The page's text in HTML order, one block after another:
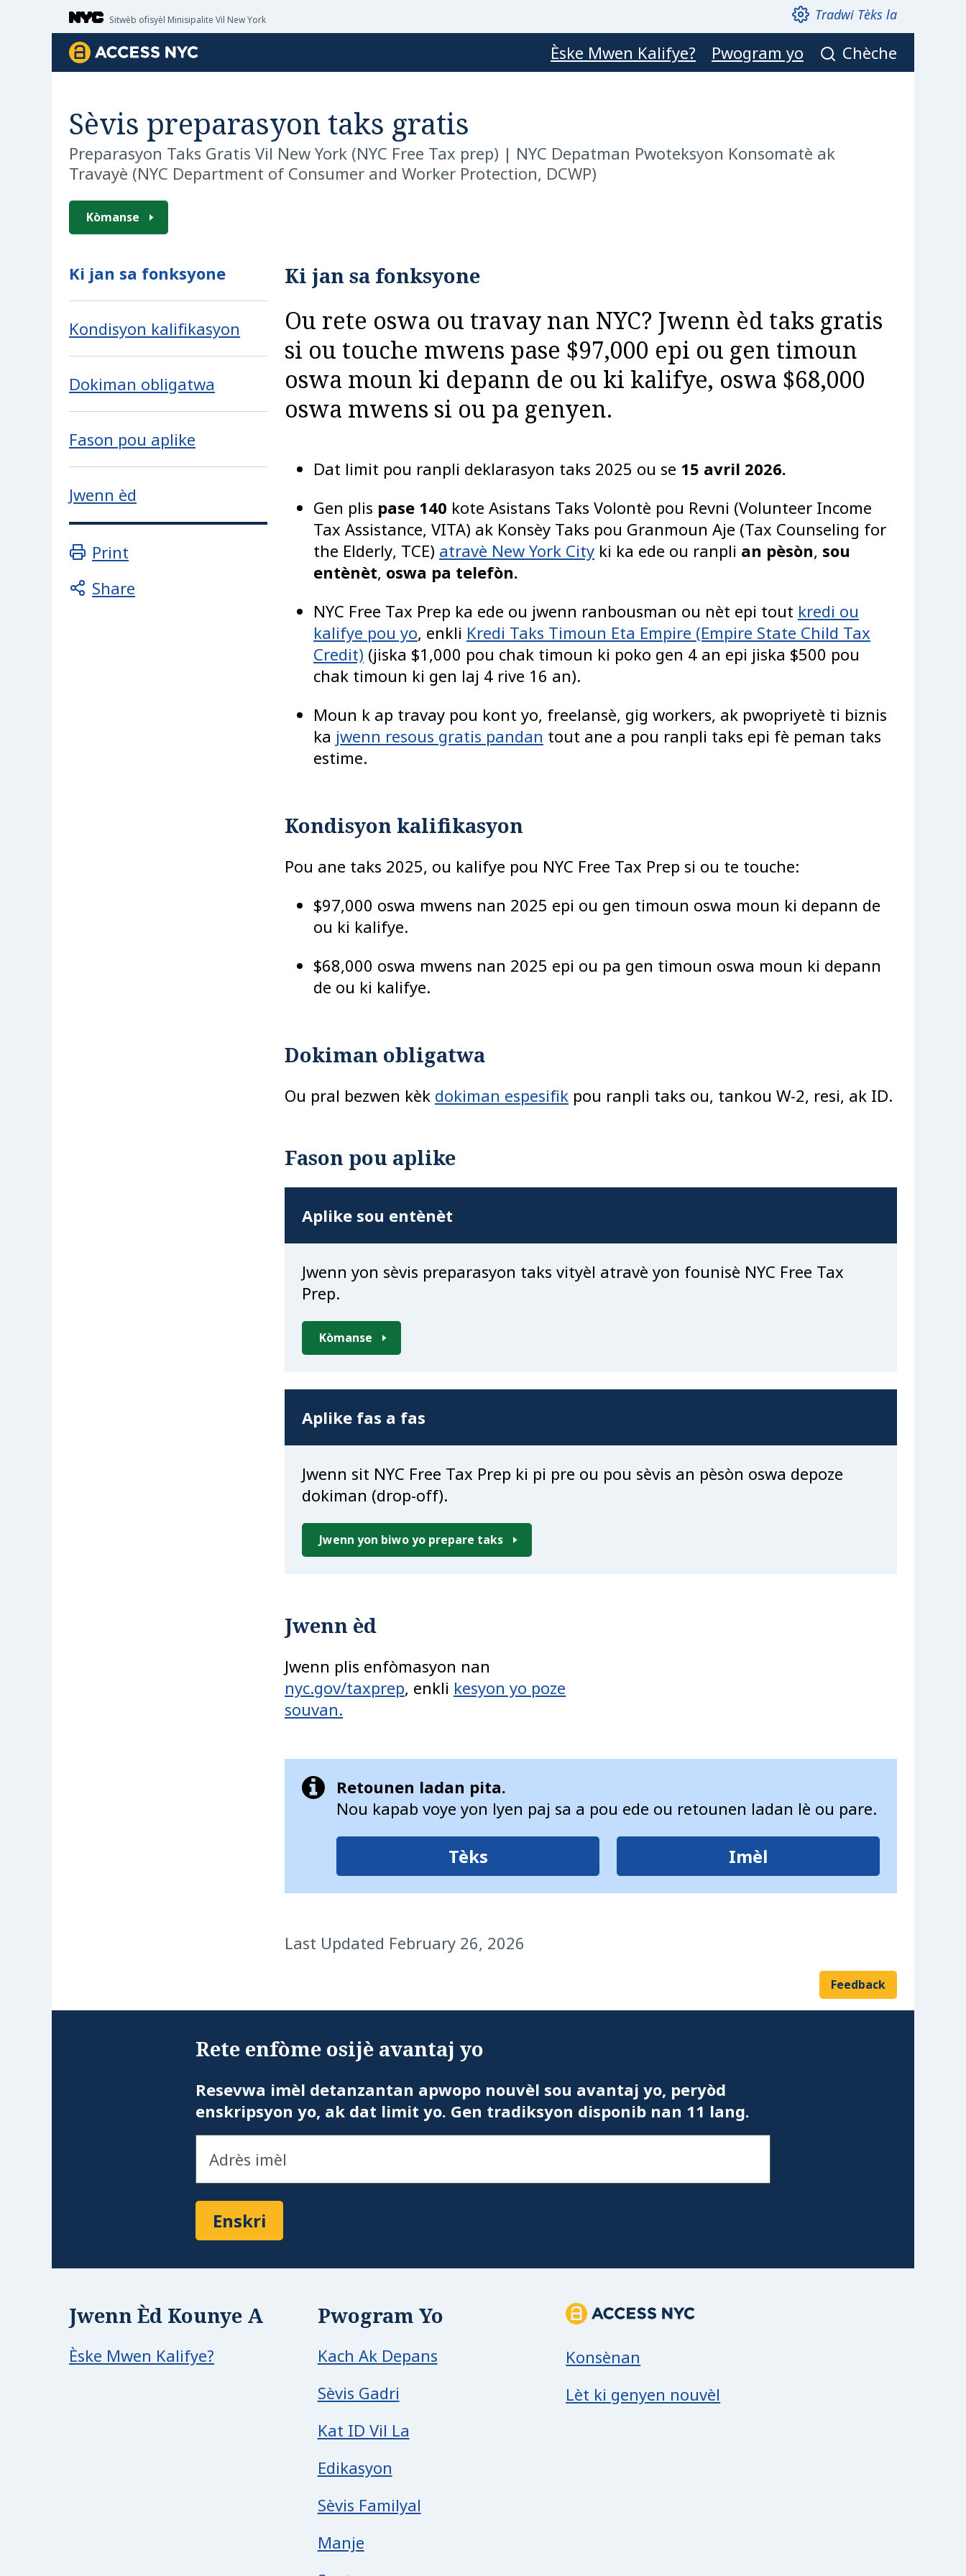
Sote kontni prensipal la
Sitwèb ofisyèl Minisipalite Vil New York Tradwi Tèks la
ACCESS NYC
Èske Mwen Kalifye? Pwogram yo Chèche
Sèvis preparasyon taks gratis
Preparasyon Taks Gratis Vil New York (NYC Free Tax prep) | NYC Depatman Pwoteksyon Konsomatè ak
Travayè (NYC Department of Consumer and Worker Protection, DCWP)
Kòmanse
Ki jan sa fonksyone
Kondisyon kalifikasyon
Dokiman obligatwa
Fason pou aplike
Jwenn èd
Print
Share
Ki jan sa fonksyone
Ou rete oswa ou travay nan NYC? Jwenn èd taks gratis
si ou touche mwens pase $97,000 epi ou gen timoun
oswa moun ki depann de ou ki kalifye, oswa $68,000
oswa mwens si ou pa genyen.
Dat limit pou ranpli deklarasyon taks 2025 ou se 15 avril 2026.
Gen plis pase 140 kote Asistans Taks Volontè pou Revni (Volunteer Income
Tax Assistance, VITA) ak Konsèy Taks pou Granmoun Aje (Tax Counseling for
the Elderly, TCE) atravè New York City ki ka ede ou ranpli an pèsòn, sou
entènèt, oswa pa telefòn.
NYC Free Tax Prep ka ede ou jwenn ranbousman ou nèt epi tout kredi ou
kalifye pou yo, enkli Kredi Taks Timoun Eta Empire (Empire State Child Tax
Credit) (jiska $1,000 pou chak timoun ki poko gen 4 an epi jiska $500 pou
chak timoun ki gen laj 4 rive 16 an).
Moun k ap travay pou kont yo, freelansè, gig workers, ak pwopriyetè ti biznis
ka jwenn resous gratis pandan tout ane a pou ranpli taks epi fè peman taks
estime.
Kondisyon kalifikasyon
Pou ane taks 2025, ou kalifye pou NYC Free Tax Prep si ou te touche:
$97,000 oswa mwens nan 2025 epi ou gen timoun oswa moun ki depann de
ou ki kalifye.
$68,000 oswa mwens nan 2025 epi ou pa gen timoun oswa moun ki depann
de ou ki kalifye.
Dokiman obligatwa
Ou pral bezwen kèk dokiman espesifik pou ranpli taks ou, tankou W-2, resi, ak ID.
Fason pou aplike
Aplike sou entènèt
Jwenn yon sèvis preparasyon taks vityèl atravè yon founisè NYC Free Tax
Prep.
Kòmanse
Aplike fas a fas
Jwenn sit NYC Free Tax Prep ki pi pre ou pou sèvis an pèsòn oswa depoze
dokiman (drop-off).
Jwenn yon biwo yo prepare taks
Jwenn èd
Jwenn plis enfòmasyon nan
nyc.gov/taxprep, enkli kesyon yo poze
souvan.
Retounen ladan pita.
Nou kapab voye yon lyen paj sa a pou ede ou retounen ladan lè ou pare.
Tèks Imèl
Last Updated February 26, 2026
Feedback
Rete enfòme osijè avantaj yo
Resevwa imèl detanzantan apwopo nouvèl sou avantaj yo, peryòd
enskripsyon yo, ak dat limit yo. Gen tradiksyon disponib nan 11 lang.
Enskri
Jwenn Èd Kounye A
Èske Mwen Kalifye?
Pwogram Yo
Kach Ak Depans
Sèvis Gadri
Kat ID Vil La
Edikasyon
Sèvis Familyal
Manje
Enfòmasyon Sou ACCESS NYC
Konsènan
Lèt ki genyen nouvèl